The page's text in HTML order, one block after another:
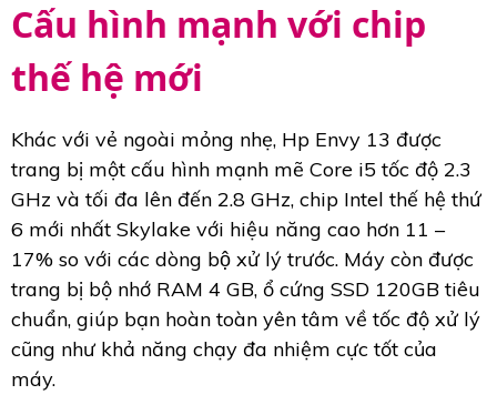
Cấu hình mạnh với chip
thế hệ mới
Khác với vẻ ngoài mỏng nhẹ, Hp Envy 13 được
trang bị một cấu hình mạnh mẽ Core i5 tốc độ 2.3
GHz và tối đa lên đến 2.8 GHz, chip Intel thế hệ thứ
6 mới nhất Skylake với hiệu năng cao hơn 11 –
17% so với các dòng bộ xử lý trước. Máy còn được
trang bị bộ nhớ RAM 4 GB, ổ cứng SSD 120GB tiêu
chuẩn, giúp bạn hoàn toàn yên tâm về tốc độ xử lý
cũng như khả năng chạy đa nhiệm cực tốt của
máy.